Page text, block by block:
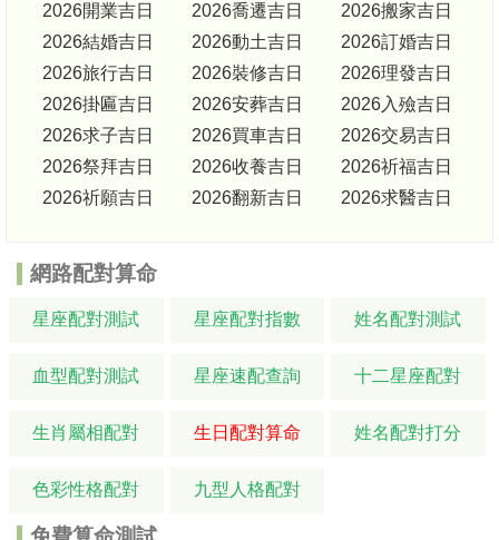
2026開業吉日 2026喬遷吉日
2026搬家吉日
2026結婚吉日
2026動土吉日
2026訂婚吉日
2026旅行吉日
2026裝修吉日
2026理發吉日
2026掛匾吉日
2026安葬吉日
2026入殮吉日
2026求子吉日
2026買車吉日
2026交易吉日
2026祭拜吉日
2026收養吉日
2026祈福吉日
2026祈願吉日
2026翻新吉日 2026求醫吉日
網路配對算命
星座配對測試 星座配對指數 姓名配對測試
血型配對測試 星座速配查詢 十二星座配對
生肖屬相配對 生日配對算命 姓名配對打分
色彩性格配對 九型人格配對